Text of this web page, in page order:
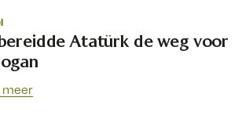
Atatürk de weg voor
meer